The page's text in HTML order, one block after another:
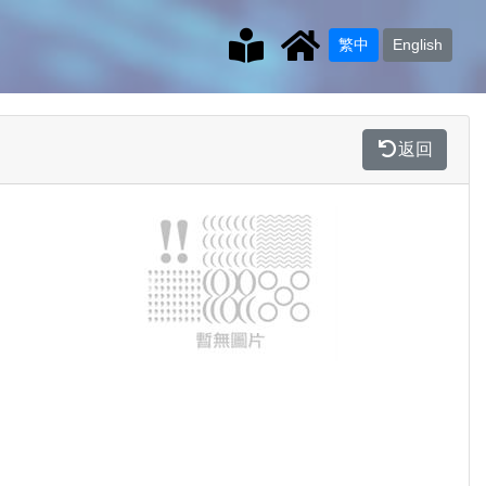
繁中 English
返回
Previous